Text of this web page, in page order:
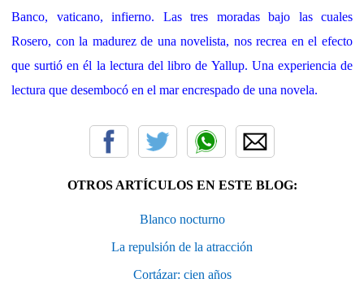
Banco, vaticano, infierno. Las tres moradas bajo las cuales
Rosero, con la madurez de una novelista, nos recrea en el efecto
que surtió en él la lectura del libro de Yallup. Una experiencia de
lectura que desembocó en el mar encrespado de una novela.
OTROS ARTÍCULOS EN ESTE BLOG:
Blanco nocturno
La repulsión de la atracción
Cortázar: cien años